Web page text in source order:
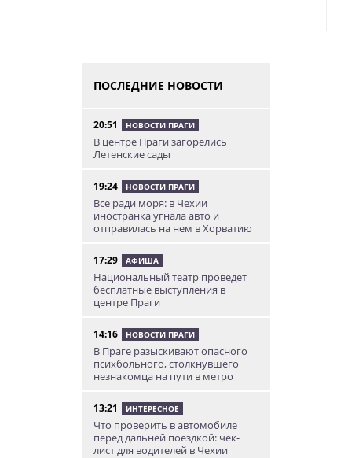
ПОСЛЕДНИЕ НОВОСТИ
20:51 НОВОСТИ ПРАГИ
В центре Праги загорелись
Летенские сады
19:24 НОВОСТИ ПРАГИ
Все ради моря: в Чехии
иностранка угнала авто и
отправилась на нем в Хорватию
17:29 АФИША
Национальный театр проведет
бесплатные выступления в
центре Праги
14:16 НОВОСТИ ПРАГИ
В Праге разыскивают опасного
психбольного, столкнувшего
незнакомца на пути в метро
13:21 ИНТЕРЕСНОЕ
Что проверить в автомобиле
перед дальней поездкой: чек-
лист для водителей в Чехии